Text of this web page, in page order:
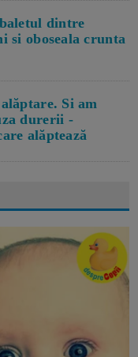
dintre
si oboseala crunta
Si am
durerii -
alăptează